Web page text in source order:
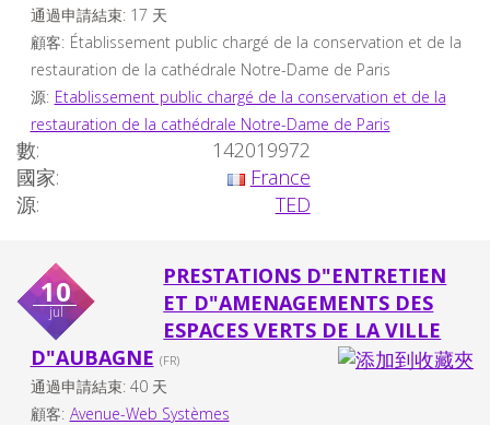
通過申請結束: 17 天
顧客: Établissement public chargé de la conservation et de la
restauration de la cathédrale Notre-Dame de Paris
源: Etablissement public chargé de la conservation et de la
restauration de la cathédrale Notre-Dame de Paris
數:
142019972
國家:
France
源:
TED
10
jul
PRESTATIONS D"ENTRETIEN
ET D"AMENAGEMENTS DES
ESPACES VERTS DE LA VILLE
D"AUBAGNE (FR)
通過申請結束: 40 天
顧客: Avenue-Web Systèmes